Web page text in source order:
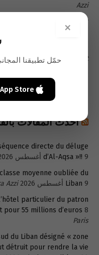
Azzi
builds new security
framework
Dent
Neutralization
أحدث المقالات
directe du déluge
d’Al-Aqsa »!! 9 أغسطس 2026
moyenne oubliée du
Liban 9 أغسطس 2026
Azzi
particulier du patron
pour 55 millions d’euros 8 أغسطس 2026
Paris
du Liban désigné « zone
détruit pour rendre la vie
×
حمّل تطبيقنا
App Store